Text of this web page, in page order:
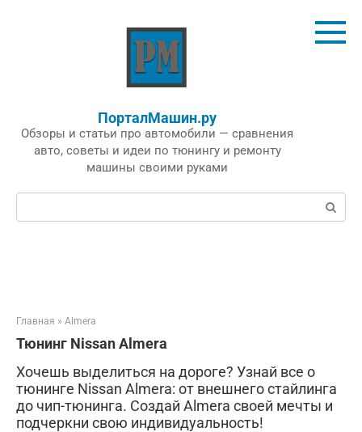
ПорталМашин.ру
Обзоры и статьи про автомобили — сравнения
авто, советы и идеи по тюнингу и ремонту
машины своими руками
Поиск:
Главная » Almera
Тюнинг Nissan Almera
Хочешь выделиться на дороге? Узнай все о
тюнинге Nissan Almera: от внешнего стайлинга
до чип-тюнинга. Создай Almera своей мечты и
подчеркни свою индивидуальность!